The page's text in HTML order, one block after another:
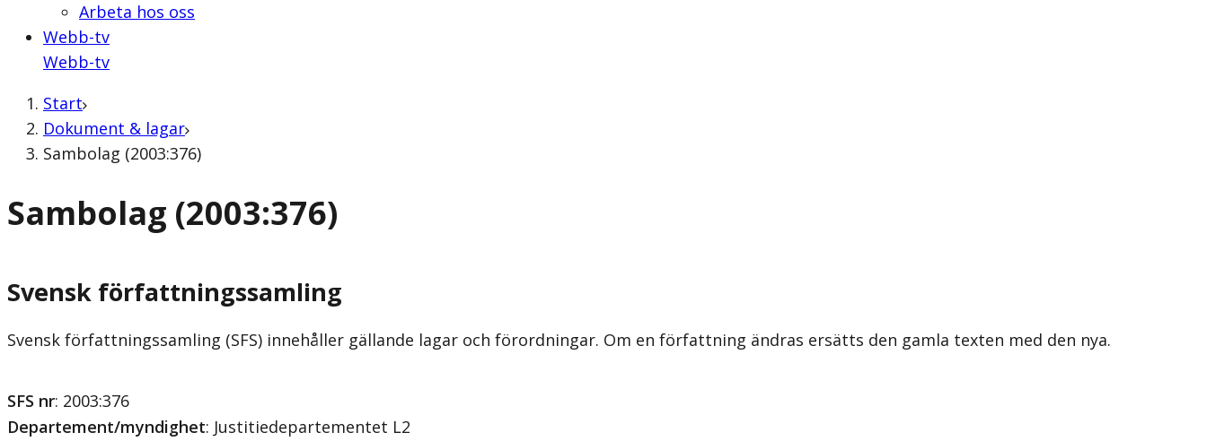
Arbeta hos oss
Webb-tv
Webb-tv
Start
Dokument & lagar
Sambolag (2003:376)
Sambolag (2003:376)
Svensk författningssamling
Svensk författningssamling (SFS) innehåller gällande lagar och förordningar. Om en författning ändras ersätts den gamla texten med den nya.
SFS nr: 2003:376
Departement/myndighet: Justitiedepartementet L2